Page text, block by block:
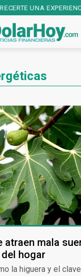
UNA
atraen mala
hogar
la higuera y el